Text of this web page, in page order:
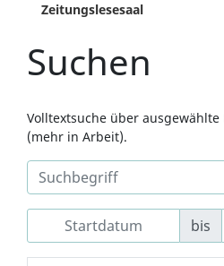
Zeitungslesesaal
Suchen
Volltextsuche über ausgewählte
(mehr in Arbeit).
bis